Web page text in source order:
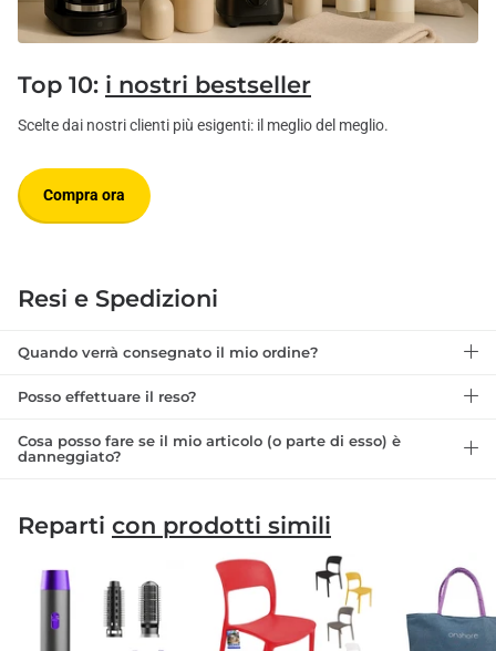
Top 10: i nostri bestseller
Scelte dai nostri clienti più esigenti: il meglio del meglio.
Compra ora
Resi e Spedizioni
Quando verrà consegnato il mio ordine?
Posso effettuare il reso?
Cosa posso fare se il mio articolo (o parte di esso) è
danneggiato?
Reparti con prodotti simili